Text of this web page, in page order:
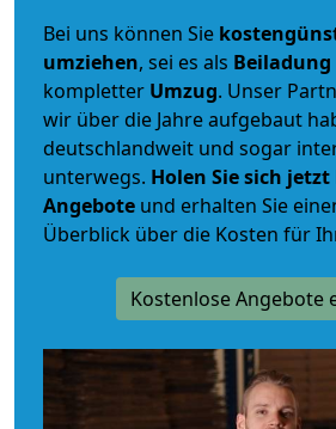
Bei uns können Sie
umziehen, sei es als Beiladung
kompletter Umzug. Unser
wir über die Jahre aufgebaut
deutschlandweit und sogar
unterwegs. Holen Sie sich
Angebote und erhalten Sie
Überblick über die Kosten für
Kostenlose Angebote